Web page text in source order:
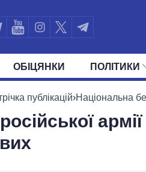
ОБIЦЯНКИ ПОЛIТИКИ
УСІ ПОЛІТИКИ ПРЕЗИДЕНТ І
публікацій›Національна